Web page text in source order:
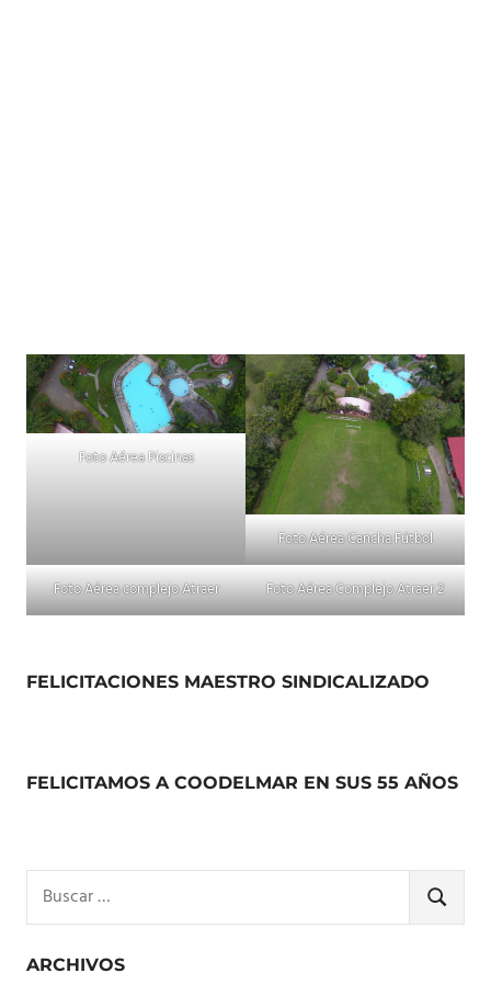
Foto Aérea Piscinas
Foto Aérea Cancha Fútbol
Foto Aérea complejo Atraer Foto Aérea Complejo Atraer 2
FELICITACIONES MAESTRO SINDICALIZADO
FELICITAMOS A COODELMAR EN SUS 55 AÑOS
ARCHIVOS